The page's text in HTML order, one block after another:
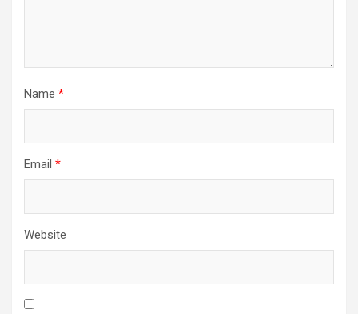
Name *
Email *
Website